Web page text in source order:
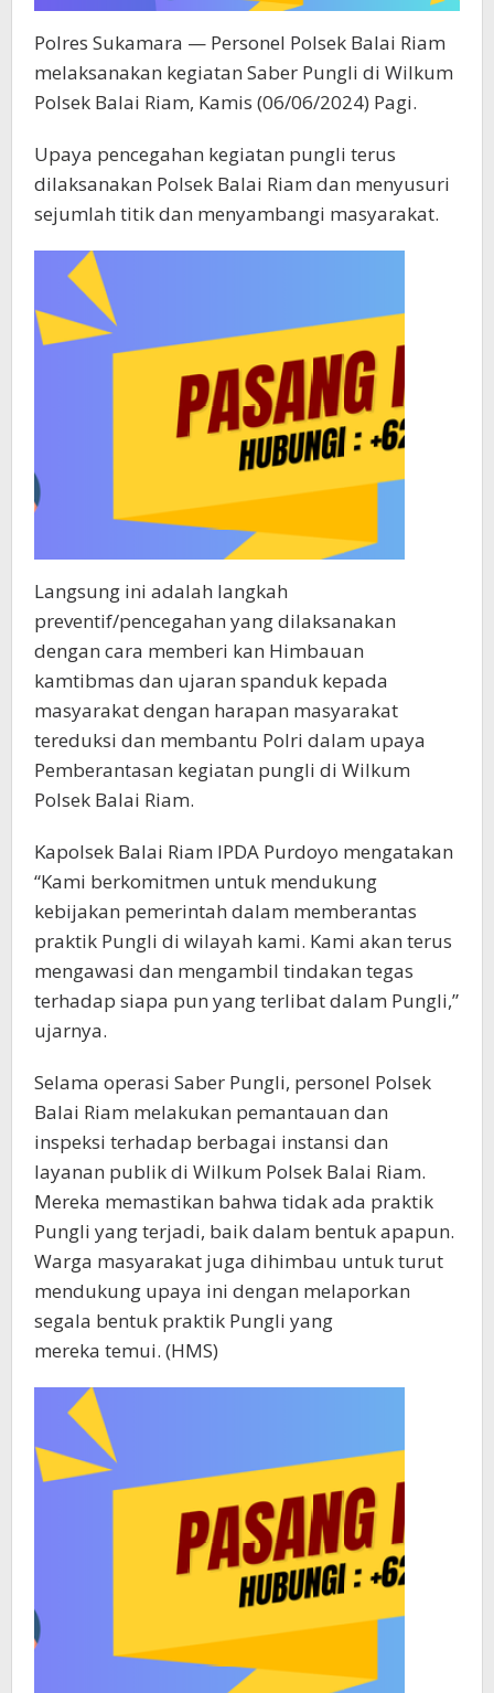
Polres Sukamara — Personel Polsek Balai Riam
melaksanakan kegiatan Saber Pungli di Wilkum
Polsek Balai Riam, Kamis (06/06/2024) Pagi.
Upaya pencegahan kegiatan pungli terus
dilaksanakan Polsek Balai Riam dan menyusuri
sejumlah titik dan menyambangi masyarakat.
Langsung ini adalah langkah
preventif/pencegahan yang dilaksanakan
dengan cara memberi kan Himbauan
kamtibmas dan ujaran spanduk kepada
masyarakat dengan harapan masyarakat
tereduksi dan membantu Polri dalam upaya
Pemberantasan kegiatan pungli di Wilkum
Polsek Balai Riam.
Kapolsek Balai Riam IPDA Purdoyo mengatakan
“Kami berkomitmen untuk mendukung
kebijakan pemerintah dalam memberantas
praktik Pungli di wilayah kami. Kami akan terus
mengawasi dan mengambil tindakan tegas
terhadap siapa pun yang terlibat dalam Pungli,”
ujarnya.
Selama operasi Saber Pungli, personel Polsek
Balai Riam melakukan pemantauan dan
inspeksi terhadap berbagai instansi dan
layanan publik di Wilkum Polsek Balai Riam.
Mereka memastikan bahwa tidak ada praktik
Pungli yang terjadi, baik dalam bentuk apapun.
Warga masyarakat juga dihimbau untuk turut
mendukung upaya ini dengan melaporkan
segala bentuk praktik Pungli yang
mereka temui. (HMS)